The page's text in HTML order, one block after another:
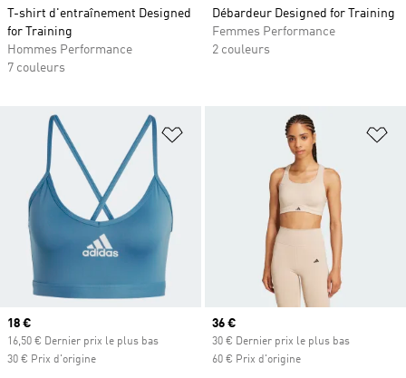
T-shirt d'entraînement Designed
for Training
Hommes Performance
7 couleurs
Débardeur Designed for Training
Femmes Performance
2 couleurs
Ajouter à la Liste de produits
Prix actuel
18 €
16,50 € Dernier prix le plus bas
30 € Prix d'origine
Prix actuel
36 €
30 € Dernier prix le plus bas
60 € Prix d'origine